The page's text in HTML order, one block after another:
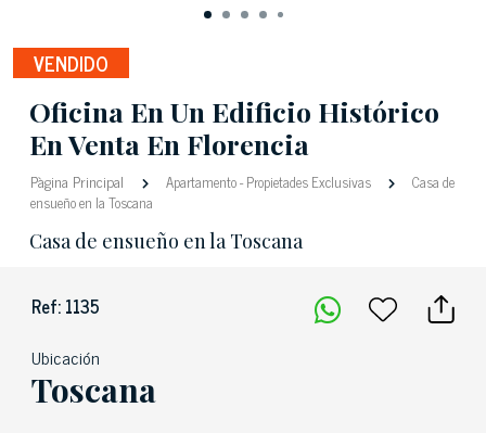
VENDIDO
Oficina En Un Edificio Histórico
En Venta En Florencia
Pàgina Principal Apartamento-Propietades Exclusivas
Casa de
ensueño en la Toscana
Casa de ensueño en la Toscana
Ref: 1135
Ubicación
Toscana